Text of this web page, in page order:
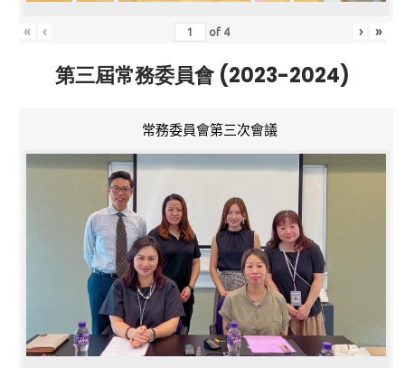
« ‹ of 4 › »
第三屆常務委員會 (2023-2024)
常務委員會第三次會議